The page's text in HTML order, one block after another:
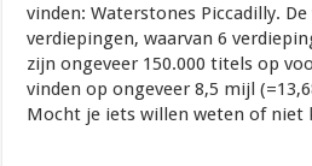
vinden: Waterstones Piccadilly.
verdiepingen, waarvan 6
zijn ongeveer 150.000 titels op
vinden op ongeveer 8,5 mijl
Mocht je iets willen weten of niet